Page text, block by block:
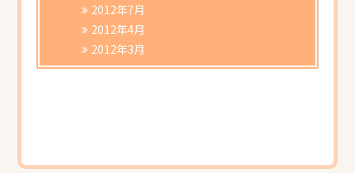
2012年7月
2012年4月
2012年3月